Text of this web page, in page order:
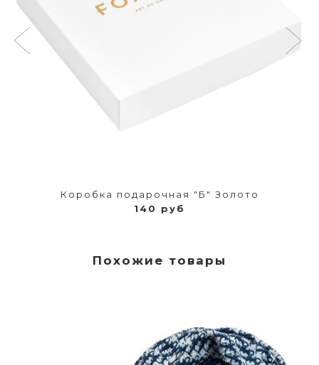
Коробка подарочная "Б" Золото
140 руб
Похожие товары